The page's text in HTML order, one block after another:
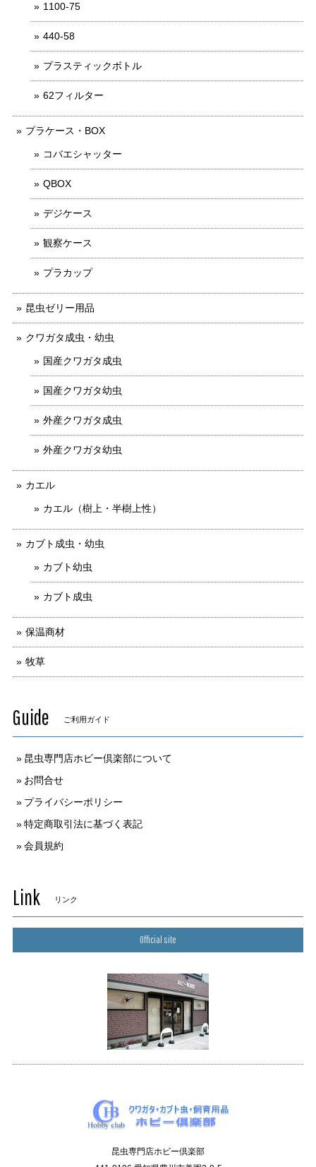
1100-75
440-58
プラスティックボトル
62フィルター
プラケース・BOX
コバエシャッター
QBOX
デジケース
観察ケース
プラカップ
昆虫ゼリー用品
クワガタ成虫・幼虫
国産クワガタ成虫
国産クワガタ幼虫
外産クワガタ成虫
外産クワガタ幼虫
カエル
カエル（樹上・半樹上性）
カブト成虫・幼虫
カブト幼虫
カブト成虫
保温商材
牧草
Guide ご利用ガイド
昆虫専門店ホビー倶楽部について
お問合せ
プライバシーポリシー
特定商取引法に基づく表記
会員規約
Link リンク
Official site
昆虫専門店ホビー倶楽部